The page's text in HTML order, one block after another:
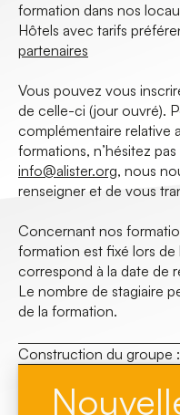
formation dans nos
Hôtels avec tarifs
partenaires
Vous pouvez vous
de celle-ci (jour ouvré).
complémentaire relative
formations, n’hésitez
info@alister.org, nous
renseigner et de vous
Concernant nos
formation est fixé lors
correspond à la date de
Le nombre de stagiaire
de la formation.
Construction du groupe :